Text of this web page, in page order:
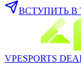
ВСТУПИТЬ В
VPESPORTS